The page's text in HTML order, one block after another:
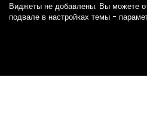
Виджеты не добавлены. Вы можете
подвале в настройках темы -